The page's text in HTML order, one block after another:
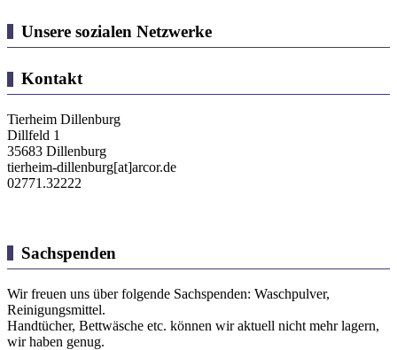
Unsere sozialen Netzwerke
Kontakt
Tierheim Dillenburg
Dillfeld 1
35683 Dillenburg
tierheim-dillenburg[at]arcor.de
02771.32222
Sachspenden
Wir freuen uns über folgende Sachspenden: Waschpulver,
Reinigungsmittel.
Handtücher, Bettwäsche etc. können wir aktuell nicht mehr lagern,
wir haben genug.